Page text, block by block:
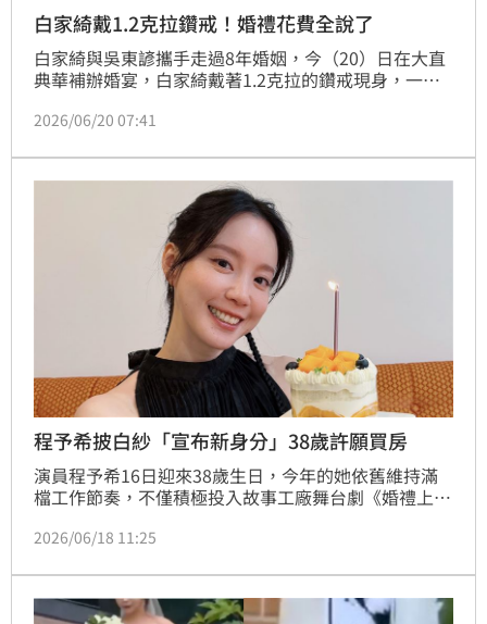
白家綺戴1.2克拉鑽戒！婚禮花費全說了
白家綺與吳東諺攜手走過8年婚姻，今（20）日在大直
典華補辦婚宴，白家綺戴著1.2克拉的鑽戒現身，一身
出，一出場便成為全場焦點。談到這次的造型，她表示
自操刀。宋亭誼報導
2026/06/20 07:41
程予希披白紗「宣布新身分」38歲許願買房
演員程予希16日迎來38歲生日，今年的她依舊維持滿
檔工作節奏，不僅積極投入故事工廠舞台劇《婚禮上的
品牌代言人新身份，年底將舉辦第5次個人畫展，生活
2026/06/18 11:25